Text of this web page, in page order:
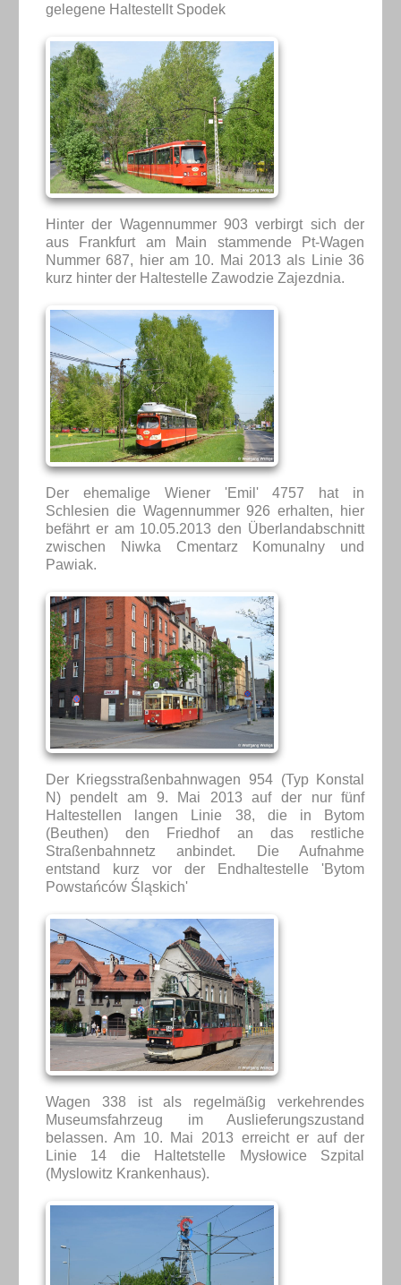
gelegene Haltestellt Spodek
Hinter der Wagennummer 903 verbirgt sich der
aus Frankfurt am Main stammende Pt-Wagen
Nummer 687, hier am 10. Mai 2013 als Linie 36
kurz hinter der Haltestelle Zawodzie Zajezdnia.
Der ehemalige Wiener 'Emil' 4757 hat in
Schlesien die Wagennummer 926 erhalten, hier
befährt er am 10.05.2013 den Überlandabschnitt
zwischen Niwka Cmentarz Komunalny und
Pawiak.
Der Kriegsstraßenbahnwagen 954 (Typ Konstal
N) pendelt am 9. Mai 2013 auf der nur fünf
Haltestellen langen Linie 38, die in Bytom
(Beuthen) den Friedhof an das restliche
Straßenbahnnetz anbindet. Die Aufnahme
entstand kurz vor der Endhaltestelle 'Bytom
Powstańców Śląskich'
Wagen 338 ist als regelmäßig verkehrendes
Museumsfahrzeug im Auslieferungszustand
belassen. Am 10. Mai 2013 erreicht er auf der
Linie 14 die Haltetstelle Mysłowice Szpital
(Myslowitz Krankenhaus).